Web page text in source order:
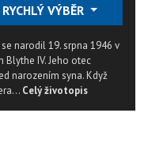
RYCHLÝ VÝBĚR
narodil 19. srpna 1946 v
Blythe IV. Jeho otec
narozením syna. Když
Celý životopis